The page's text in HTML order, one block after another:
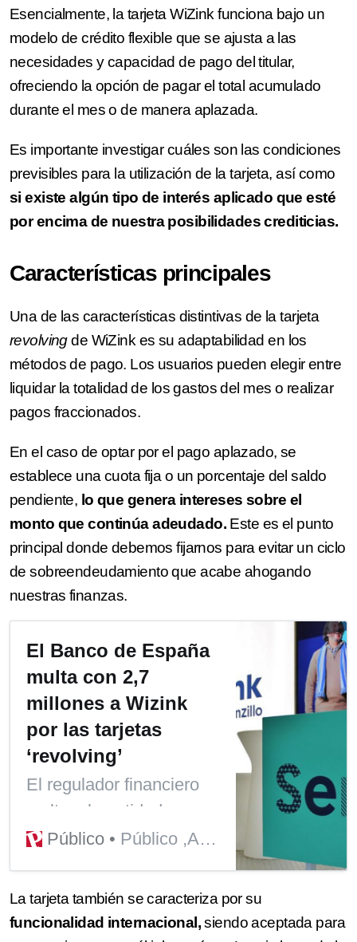
Esencialmente, la tarjeta WiZink funciona bajo un
modelo de crédito flexible que se ajusta a las
necesidades y capacidad de pago del titular,
ofreciendo la opción de pagar el total acumulado
durante el mes o de manera aplazada.
Es importante investigar cuáles son las condiciones
previsibles para la utilización de la tarjeta, así como
si existe algún tipo de interés aplicado que esté
por encima de nuestra posibilidades crediticias.
Características principales
Una de las características distintivas de la tarjeta
revolvingde WiZink es su adaptabilidad en los
métodos de pago. Los usuarios pueden elegir entre
liquidar la totalidad de los gastos del mes o realizar
pagos fraccionados.
En el caso de optar por el pago aplazado, se
establece una cuota fija o un porcentaje del saldo
pendiente, lo que genera intereses sobre el
monto que continúa adeudado. Este es el punto
principal donde debemos fijarnos para evitar un ciclo
de sobreendeudamiento que acabe ahogando
nuestras finanzas.
El Banco de España
multa con 2,7
millones a Wizink
por las tarjetas
‘revolving’
El regulador financiero
multa a la entidad
incumplimientos graves
en 2018 y 2019
Público Público ,Agencias
La tarjeta también se caracteriza por su
funcionalidad internacional,siendo aceptada para